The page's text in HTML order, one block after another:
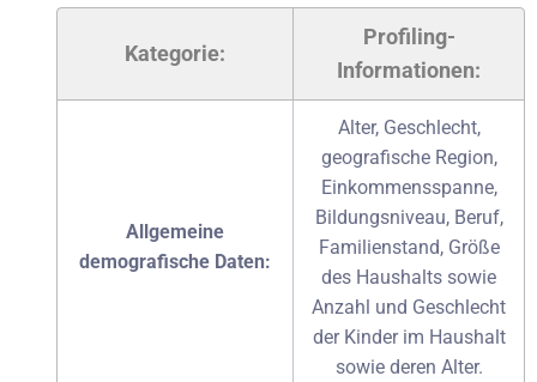
Kategorie:
Profiling-
Informationen:
Allgemeine
demografische Daten:
Alter, Geschlecht,
geografische Region,
Einkommensspanne,
Bildungsniveau, Beruf,
Familienstand, Größe
des Haushalts sowie
Anzahl und Geschlecht
der Kinder im Haushalt
sowie deren Alter.